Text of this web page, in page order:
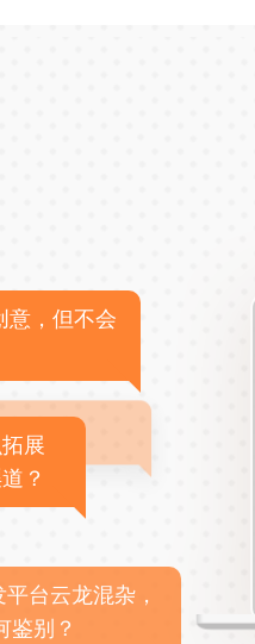
意，但不会
展
？
台云龙混杂，
鉴别？